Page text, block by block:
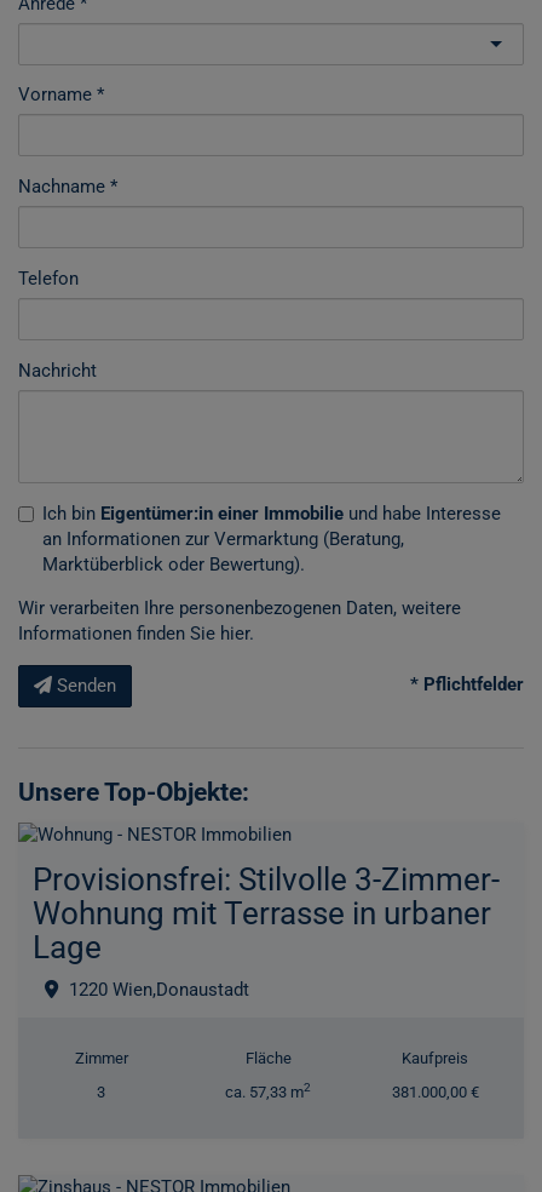
Vorname
Nachname
Telefon
Nachricht
Ich bin Eigentümer:in einer Immobilie und habe Interesse
an Informationen zur Vermarktung (Beratung,
Marktüberblick oder Bewertung).
Wir verarbeiten Ihre personenbezogenen Daten, weitere
Informationen finden Sie hier.
Senden * Pflichtfelder
Unsere Top-Objekte:
Provisionsfrei: Stilvolle 3-Zimmer-
Wohnung mit Terrasse in urbaner
Lage
1220 Wien,Donaustadt
Zimmer
3
Fläche
ca. 57,33 m2
Kaufpreis
381.000,00 €